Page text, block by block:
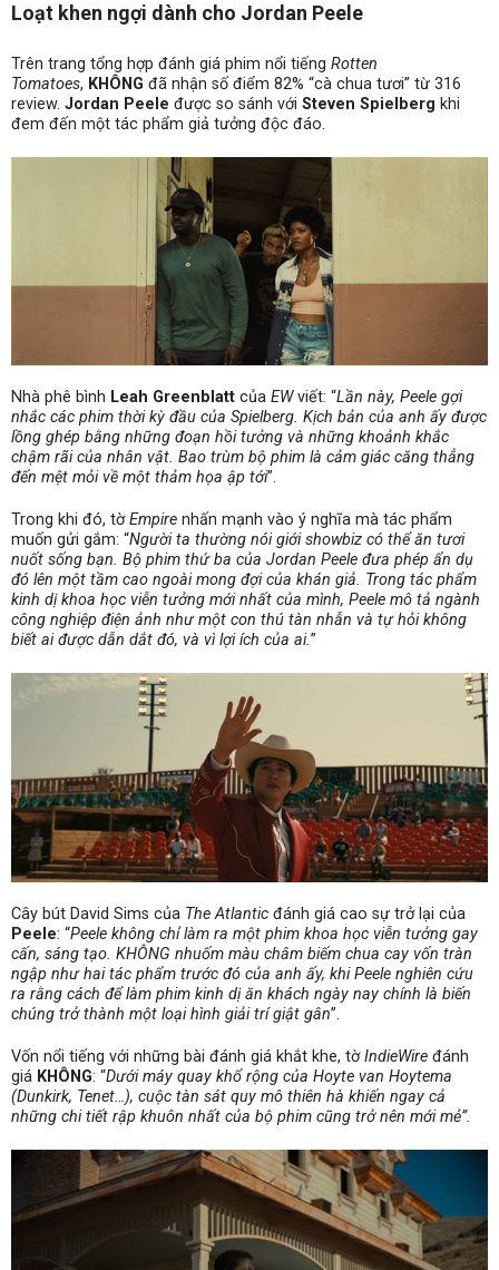
Loạt khen ngợi dành cho Jordan Peele
Trên trang tổng hợp đánh giá phim nổi tiếng Rotten
Tomatoes, KHÔNG đã nhận số điểm 82% “cà chua tươi” từ 316
review. Jordan Peele được so sánh với Steven Spielberg khi
đem đến một tác phẩm giả tưởng độc đáo.
Nhà phê bình Leah Greenblatt của EWviết: “Lần này, Peele gợi
nhắc các phim thời kỳ đầu của Spielberg. Kịch bản của anh ấy được
lồng ghép bằng những đoạn hồi tưởng và những khoảnh khắc
chậm rãi của nhân vật. Bao trùm bộ phim là cảm giác căng thẳng
đến mệt mỏi về một thảm họa ập tới”.
Trong khi đó, tờEmpire nhấn mạnh vào ý nghĩa mà tác phẩm
muốn gửi gắm: “Người ta thường nói giới showbiz có thể ăn tươi
nuốt sống bạn. Bộ phim thứ ba của Jordan Peele đưa phép ẩn dụ
đó lên một tầm cao ngoài mong đợi của khán giả. Trong tác phẩm
kinh dị khoa học viễn tưởng mới nhất của mình, Peele mô tả ngành
công nghiệp điện ảnh như một con thú tàn nhẫn và tự hỏi không
biết ai được dẫn dắt đó, và vì lợi ích của ai.”
Cây bút David Sims của The Atlantic đánh giá cao sự trở lại của
Peele: “Peele không chỉ làm ra một phim khoa học viễn tưởng gay
cấn, sáng tạo. KHÔNG nhuốm màu châm biếm chua cay vốn tràn
ngập như hai tác phẩm trước đó của anh ấy, khi Peele nghiên cứu
ra rằng cách để làm phim kinh dị ăn khách ngày nay chính là biến
chúng trở thành một loại hình giải trí giật gân”.
Vốn nổi tiếng với những bài đánh giá khắt khe, tờIndieWire đánh
giá KHÔNG: “Dưới máy quay khổ rộng của Hoyte van Hoytema
(Dunkirk, Tenet…), cuộc tàn sát quy mô thiên hà khiến ngay cả
những chi tiết rập khuôn nhất của bộ phim cũng trở nên mới mẻ”.